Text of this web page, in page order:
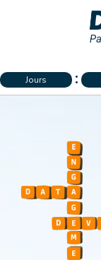
Jours